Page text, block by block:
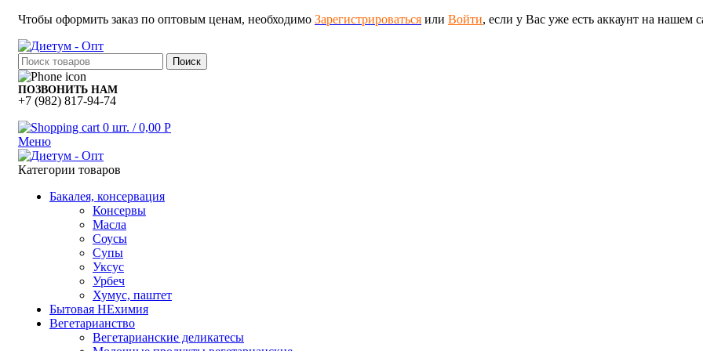
Чтобы оформить заказ по оптовым ценам, необходимо Зарегистрироваться или Войти, если у Вас уже есть аккаунт на нашем
Поиск
ПОЗВОНИТЬ НАМ
+7 (982) 817-94-74
0 шт. / 0,00 Р
Меню
Категории товаров
Бакалея, консервация
Консервы
Масла
Соусы
Супы
Уксус
Урбеч
Хумус, паштет
Бытовая НЕхимия
Вегетарианство
Вегетарианские деликатесы